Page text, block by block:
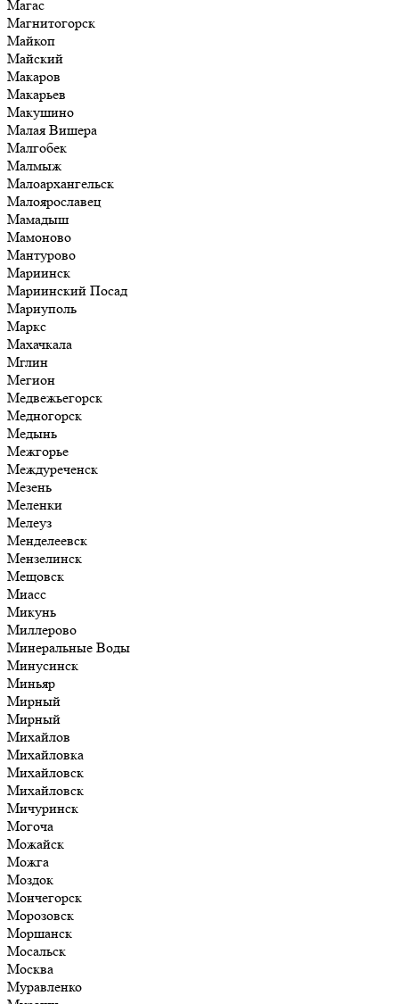
Магас
Магнитогорск
Майкоп
Майский
Макаров
Макарьев
Макушино
Малая Вишера
Малгобек
Малмыж
Малоархангельск
Малоярославец
Мамадыш
Мамоново
Мантурово
Мариинск
Мариинский Посад
Мариуполь
Маркс
Махачкала
Мглин
Мегион
Медвежьегорск
Медногорск
Медынь
Межгорье
Междуреченск
Мезень
Меленки
Мелеуз
Менделеевск
Мензелинск
Мещовск
Миасс
Микунь
Миллерово
Минеральные Воды
Минусинск
Миньяр
Мирный
Мирный
Михайлов
Михайловка
Михайловск
Михайловск
Мичуринск
Могоча
Можайск
Можга
Моздок
Мончегорск
Морозовск
Моршанск
Мосальск
Москва
Муравленко